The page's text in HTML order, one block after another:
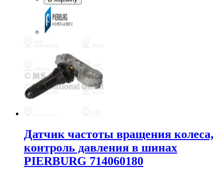
Датчик частоты вращения колеса,
контроль давления в шинах
PIERBURG 714060180